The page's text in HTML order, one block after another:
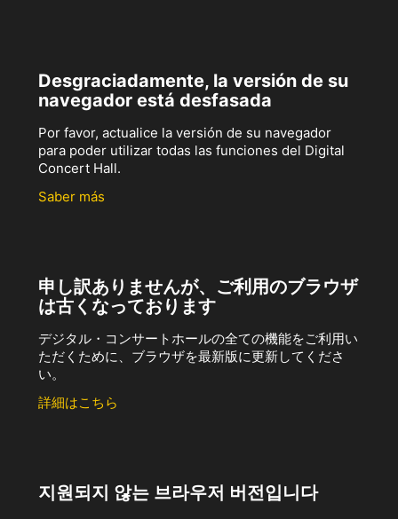
Desgraciadamente, la versión de su
navegador está desfasada
Por favor, actualice la versión de su navegador
para poder utilizar todas las funciones del Digital
Concert Hall.
Saber más
申し訳ありませんが、ご利用のブラウザ
は古くなっております
デジタル・コンサートホールの全ての機能をご利用い
ただくために、ブラウザを最新版に更新してくださ
い。
詳細はこちら
지원되지 않는 브라우저 버전입니다